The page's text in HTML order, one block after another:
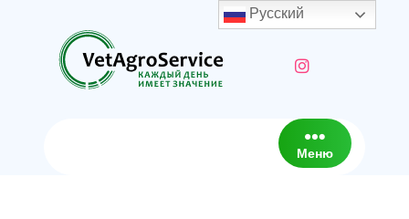
содержимому
Меню
Русский